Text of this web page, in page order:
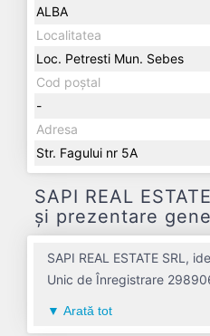
ALBA
Localitatea
Loc. Petresti Mun. Sebes
Cod poștal
-
Adresa
Str. Fagului nr 5A
SAPI REAL
și prezentare
SAPI REAL ESTATE SRL,
Unic de Înregistrare
Arată tot